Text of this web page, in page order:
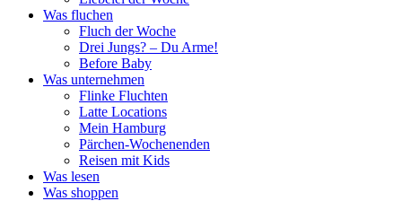
Was fluchen
Fluch der Woche
Drei Jungs? – Du Arme!
Before Baby
Was unternehmen
Flinke Fluchten
Latte Locations
Mein Hamburg
Pärchen-Wochenenden
Reisen mit Kids
Was lesen
Was shoppen